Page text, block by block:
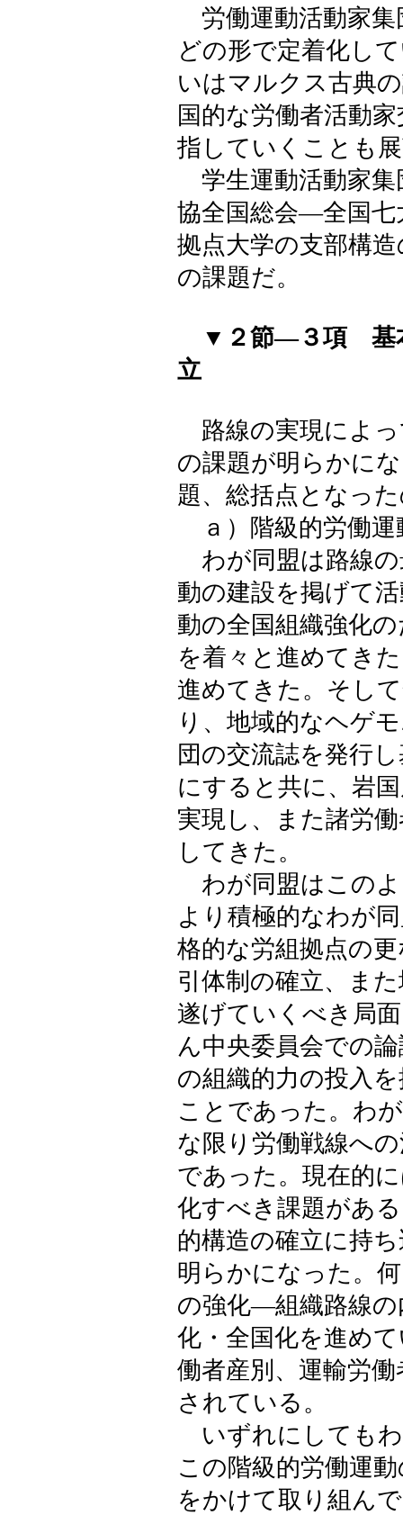
労働運動活動家集
どの形で定着化し
いはマルクス古典
国的な労働者活動
指していくことも
学生運動活動家集
協全国総会―全国七
拠点大学の支部構
の課題だ。
▼２節―３項 基
立
路線の実現によっ
の課題が明らかに
題、総括点となっ
ａ）階級的労働運
わが同盟は路線の
動の建設を掲げて
動の全国組織強化
を着々と進めてき
進めてきた。そし
り、地域的なヘゲ
団の交流誌を発行
にすると共に、岩
実現し、また諸労
してきた。
わが同盟はこのよ
より積極的なわが
格的な労組拠点の
引体制の確立、ま
遂げていくべき局
ん中央委員会での
の組織的力の投入
ことであった。わ
な限り労働戦線へ
であった。現在的
化すべき課題があ
的構造の確立に持
明らかになった。
の強化―組織路線の
化・全国化を進め
働者産別、運輸労
されている。
いずれにしてもわ
この階級的労働運
をかけて取り組ん